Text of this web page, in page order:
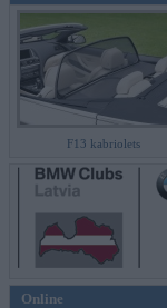
F13 kabriolets
Online